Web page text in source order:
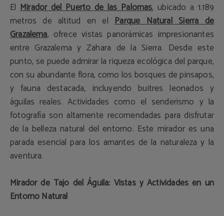
ElMirador del Puerto de las Palomas, ubicado a 1.189
metros de altitud en elParque Natural Sierra de
Grazalema, ofrece vistas panorámicas impresionantes
entre Grazalema y Zahara de la Sierra. Desde este
punto, se puede admirar la riqueza ecológica del parque,
con su abundante flora, como los bosques de pinsapos,
y fauna destacada, incluyendo buitres leonados y
águilas reales. Actividades como el senderismo y la
fotografía son altamente recomendadas para disfrutar
de la belleza natural del entorno. Este mirador es una
parada esencial para los amantes de la naturaleza y la
aventura.
Mirador de Tajo del Águila: Vistas y Actividades en un
Entorno Natural